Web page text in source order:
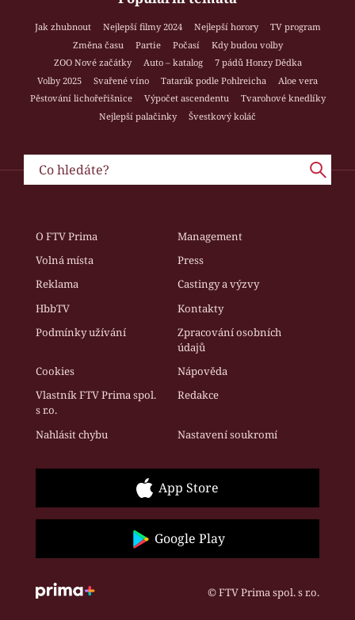
Jak zhubnout Nejlepší filmy 2024 Nejlepší horory
TV program
Změna času
Partie Počasí
Kdy budou volby
ZOO Nové začátky
Auto – katalog
7 pádů Honzy Dědka
Volby 2025
Svařené víno Tatarák podle Pohlreicha
Aloe vera
Pěstování lichořeřišnice
Výpočet ascendentu
Tvarohové knedlíky
Nejlepší palačinky
Švestkový koláč
O FTV Prima
Management
Volná místa
Press
Reklama
Castingy a výzvy
HbbTV
Kontakty
Podmínky užívání
Zpracování osobních
údajů
Cookies
Nápověda
Vlastník FTV Prima spol.
s r.o.
Redakce
Nahlásit chybu Nastavení soukromí
App Store
Google Play
© FTV Prima spol. s r.o.